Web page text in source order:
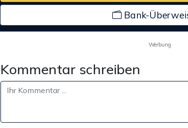
Bank-
Werbung
Kommentar schreiben